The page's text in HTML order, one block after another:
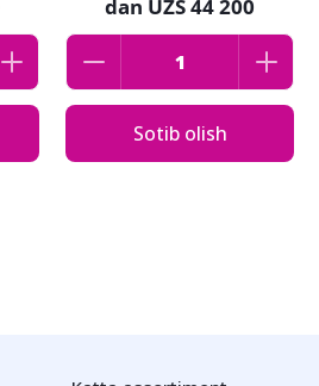
dan UZS 44 200
Sotib olish